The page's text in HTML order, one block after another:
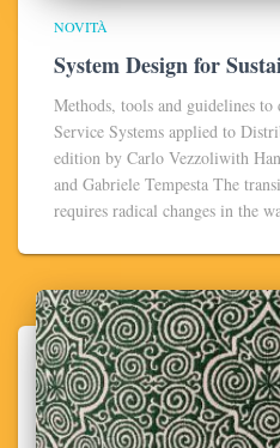
NOVITÀ
System Design for
Methods, tools and guidelines to
Service Systems applied to
edition by Carlo Vezzoliwith
and Gabriele Tempesta The
requires radical changes in the